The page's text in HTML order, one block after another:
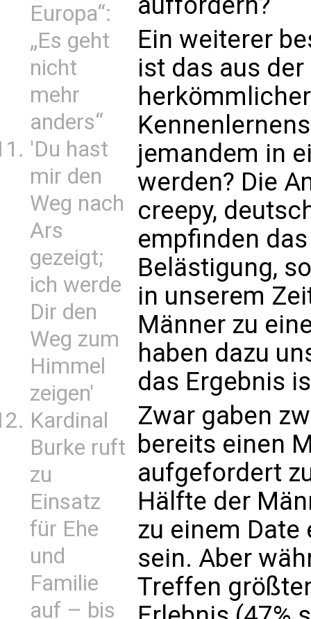
Europa“:
„Es geht
nicht
mehr
anders“
'Du hast
mir den
Weg nach
Ars
gezeigt;
ich werde
Dir den
Weg zum
Himmel
zeigen'
Kardinal
Burke ruft
zu
Einsatz
für Ehe
und
Familie
auf – bis
Ein weiterer
ist das aus
jemandem in
werden? Die
creepy,
empfinden
Belästigung,
in unserem
Männer zu
haben dazu
das Ergebnis
Zwar gaben
bereits einen
aufgefordert
Hälfte der
zu einem
sein. Aber
Treffen